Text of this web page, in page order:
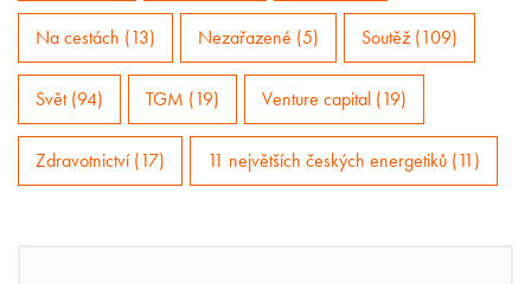
Na cestách (13) Nezařazené (5) Soutěž (109)
Svět (94) TGM (19) Venture capital (19)
Zdravotnictví (17) 11 největších českých energetiků (11)